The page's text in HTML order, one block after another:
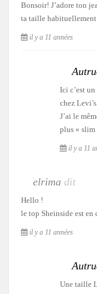
Bonsoir! J’adore ton
ta taille habituellement
il y a 11 années
Ici c’est
chez
J’ai le
plus « slim
il y a 11
elrima dit
Hello !
le top Sheinside est
il y a 11 années
Une taille